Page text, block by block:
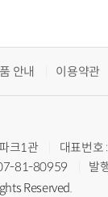
안내 이용약관
크1관
대표번
81-80959
발
Reserved.